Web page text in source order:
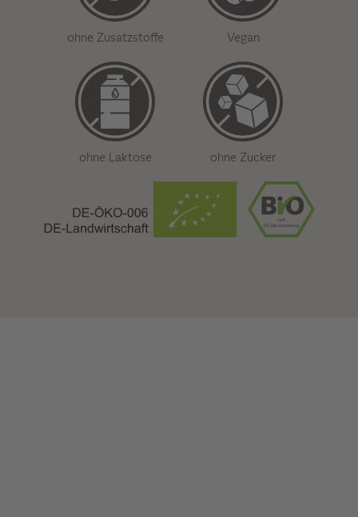
ohne Zusatzstoffe Vegan
ohne Laktose ohne Zucker